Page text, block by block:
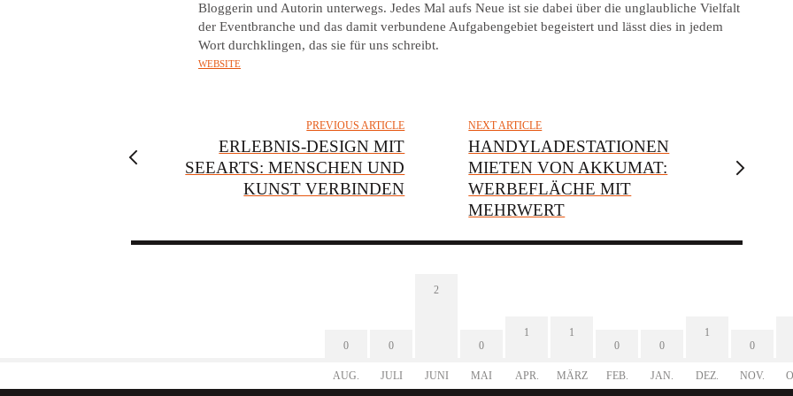
R
Bloggerin und Autorin unterwegs. Jedes Mal aufs Neue ist sie dabei über die unglaubliche Vielfalt
der Eventbranche und das damit verbundene Aufgabengebiet begeistert und lässt dies in jedem
Wort durchklingen, das sie für uns schreibt.
WEBSITE
PREVIOUS ARTICLE
ERLEBNIS-DESIGN MIT
SEEARTS: MENSCHEN UND
KUNST VERBINDEN
NEXT ARTICLE
HANDYLADESTATIONEN
MIETEN VON AKKUMAT:
WERBEFLÄCHE MIT
MEHRWERT
0
AUG.
0
JULI
2
JUNI
0
MAI
1
APR.
1
MÄRZ
0
FEB.
0
JAN.
1
DEZ.
0
NOV.